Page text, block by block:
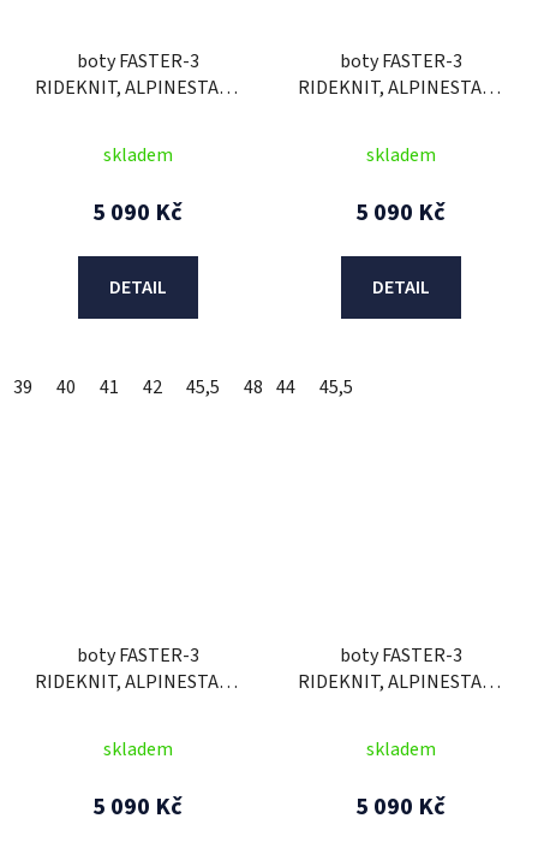
boty FASTER-3
RIDEKNIT, ALPINESTARS
skladem
5 090 Kč
DETAIL
39 40 41 42 45,5 48
boty FASTER-3
RIDEKNIT, ALPINESTARS
skladem
5 090 Kč
DETAIL
44 45,5
boty FASTER-3
RIDEKNIT, ALPINESTARS
skladem
5 090 Kč
boty FASTER-3
RIDEKNIT, ALPINESTARS
skladem
5 090 Kč